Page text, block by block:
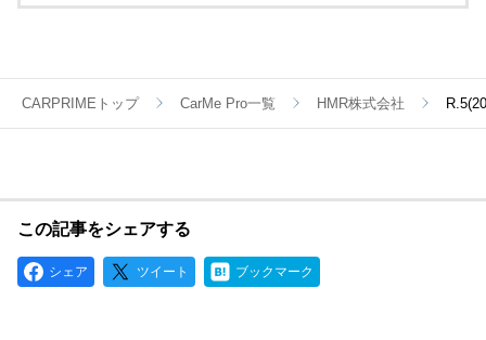
CARPRIMEトップ CarMe Pro一覧 HMR株式会社
この記事をシェアする
シェア ツイート ブックマーク